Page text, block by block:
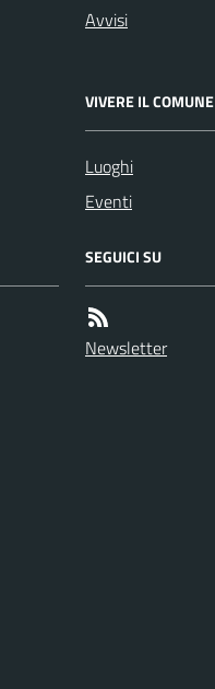
Avvisi
VIVERE IL COMUNE
Luoghi
Eventi
SEGUICI SU
Newsletter